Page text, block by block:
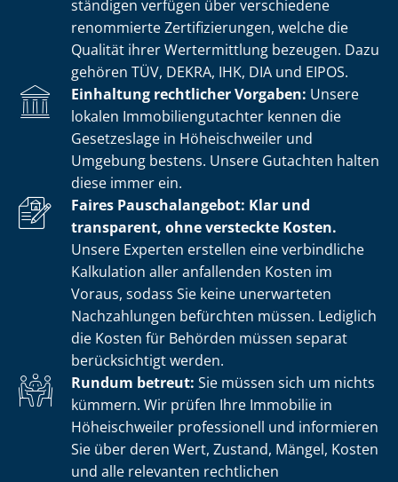
stän­di­gen verfügen über verschiedene
renommierte Zer­ti­fi­zie­run­gen, welche die
Qualität ihrer Wertermittlung bezeugen. Dazu
gehören TÜV, DEKRA, IHK, DIA und EIPOS.
Einhaltung rechtlicher Vorgaben: Unsere
lokalen Im­mo­bi­li­en­gut­ach­ter kennen die
Gesetzeslage in Höheischweiler und
Umgebung bestens. Unsere Gutachten halten
diese immer ein.
Faires Pauschalangebot: Klar und
transparent, ohne versteckte Kosten.
Unsere Experten erstellen eine verbindliche
Kalkulation aller anfallenden Kosten im
Voraus, sodass Sie keine unerwarteten
Nachzahlungen befürchten müssen. Lediglich
die Kosten für Behörden müssen separat
berücksichtigt werden.
Rundum betreut: Sie müssen sich um nichts
kümmern. Wir prüfen Ihre Immobilie in
Höheischweiler professionell und informieren
Sie über deren Wert, Zustand, Mängel, Kosten
und alle relevanten rechtlichen